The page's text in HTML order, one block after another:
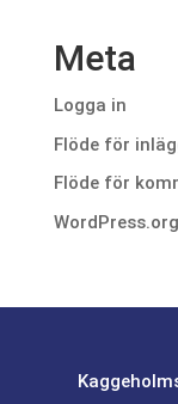
Meta
Logga in
Flöde för
Flöde för
WordPress.org